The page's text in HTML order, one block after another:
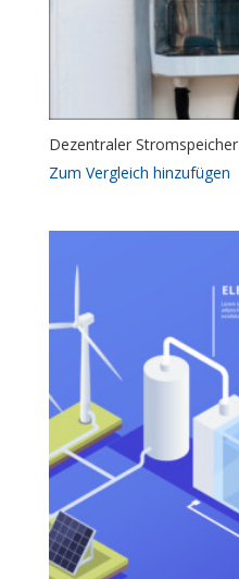
Dezentraler Stromspeicher
Zum Vergleich hinzufügen